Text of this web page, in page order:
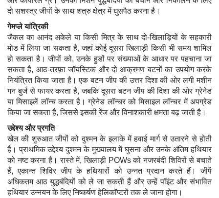
दो सशस्त्र जीपों के साथ शत्रु क्षेत्र में घुसपैठ करना है।
गेमप्ले यांत्रिकी
जैकल का आनंद अकेले या किसी मित्र के साथ दो-खिलाड़ियों के सहकारी
मोड में लिया जा सकता है, जहां कोई दूसरा खिलाड़ी किसी भी समय शामिल
हो सकता है। जीपों को, उनके हुडों पर संख्याओं के आधार पर पहचाना जा
सकता है, आठ-तरफ़ा जॉयस्टिक और दो आक्रमण बटनों का उपयोग करके
नियंत्रित किया जाता है। एक बटन जीप की उत्तर दिशा की ओर लगी मशीन
गन बुर्ज से फायर करता है, जबकि दूसरा बटन जीप की दिशा की ओर ग्रेनेड
या मिसाइलें लॉन्च करता है। ग्रेनेड लॉन्चर को मिसाइल लॉन्चर में अपग्रेड
किया जा सकता है, जिससे इसकी रेंज और विनाशकारी क्षमता बढ़ जाती है।
उद्देश्य और प्रगति
खेल की शुरुआत जीपों को दुश्मन के इलाके में हवाई मार्ग से उतारने से होती
है। प्राथमिक उद्देश्य दुश्मन के मुख्यालय में घुसना और उनके अंतिम हथियार
को नष्ट करना है। रास्ते में, खिलाड़ी POWs को नजरबंदी शिविरों से बचाते
हैं, एकान्त शिविर जीप के हथियारों को उन्नत प्रदान करते हैं। जीपें
अधिकतम आठ युद्धबंदियों को ले जा सकती हैं और उन्हें पॉइंट और संभावित
हथियार उन्नयन के लिए निष्कर्षण हेलिकॉप्टरों तक ले जाना होगा।